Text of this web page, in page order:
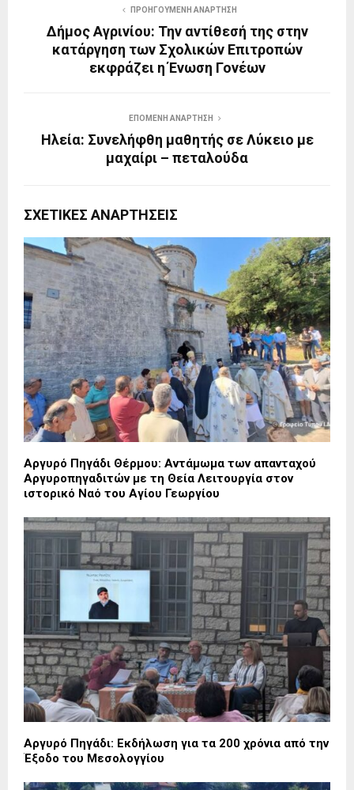
ΠΡΟΗΓΟΎΜΕΝΗ ΑΝΆΡΤΗΣΗ
Δήμος Αγρινίου: Την αντίθεσή της στην
κατάργηση των Σχολικών Επιτροπών
εκφράζει η Ένωση Γονέων
ΕΠΌΜΕΝΗ ΑΝΆΡΤΗΣΗ
Ηλεία: Συνελήφθη μαθητής σε Λύκειο με
μαχαίρι – πεταλούδα
ΣΧΕΤΙΚΈΣ ΑΝΑΡΤΉΣΕΙΣ
Αργυρό Πηγάδι Θέρμου: Αντάμωμα των απανταχού
Αργυροπηγαδιτών με τη Θεία Λειτουργία στον
ιστορικό Ναό του Αγίου Γεωργίου
Αργυρό Πηγάδι: Εκδήλωση για τα 200 χρόνια από την
Έξοδο του Μεσολογγίου